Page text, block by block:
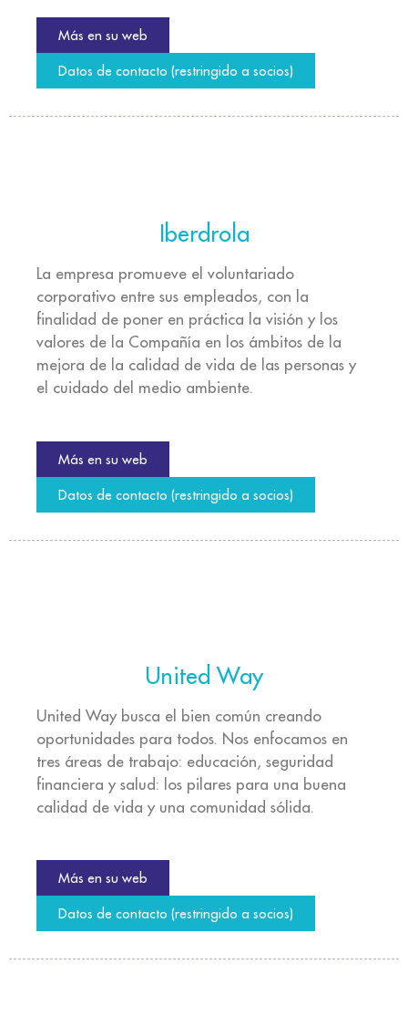
Más en su web
Datos de contacto (restringido a socios)
Iberdrola
La empresa promueve el voluntariado
corporativo entre sus empleados, con la
finalidad de poner en práctica la visión y los
valores de la Compañía en los ámbitos de la
mejora de la calidad de vida de las personas y
el cuidado del medio ambiente.
Más en su web
Datos de contacto (restringido a socios)
United Way
United Way busca el bien común creando
oportunidades para todos. Nos enfocamos en
tres áreas de trabajo: educación, seguridad
financiera y salud: los pilares para una buena
calidad de vida y una comunidad sólida.
Más en su web
Datos de contacto (restringido a socios)